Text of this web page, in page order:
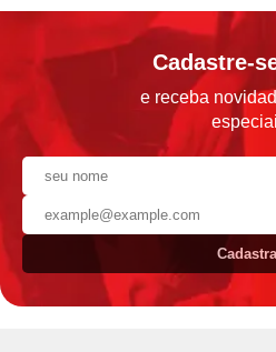
Cadastre-
e receba